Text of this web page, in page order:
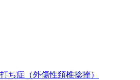
ち症（外傷性頚椎捻挫）